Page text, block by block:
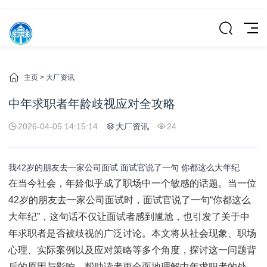
主页 > 大厂资讯
中年求职者年龄歧视应对全攻略
2026-04-05 14:15:14 大厂资讯 24
我42岁的朋友去一家公司面试 面试官说了一句 你都这么大年纪
在当今社会，年龄似乎成了职场中一个敏感的话题。当一位
42岁的朋友去一家公司面试时，面试官说了一句“你都这么
大年纪”，这句话不仅让面试者感到尴尬，也引发了关于中
年求职者是否被歧视的广泛讨论。本文将从社会现象、职场
心理、实际案例以及应对策略等多个角度，探讨这一问题背